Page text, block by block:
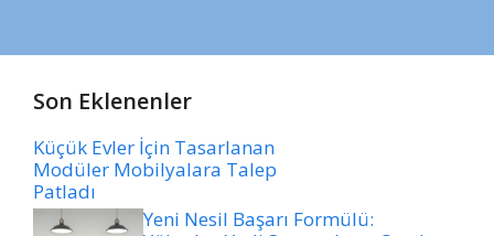
Son Eklenenler
Küçük Evler İçin Tasarlanan
Modüler Mobilyalara Talep
Patladı
Yeni Nesil Başarı Formülü: